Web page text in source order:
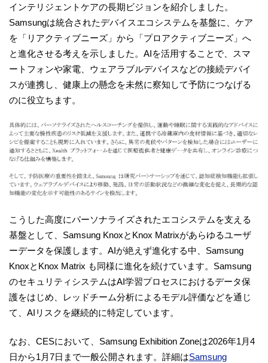
インテリジェントケアの長期ビジョンを紹介しました。
Samsungは統合されたデバイスエコシステムを基盤に、ケア
を「リアクティブニーズ」から「プロアクティブニーズ」へ
と進化させる考えを示しました。AIを活用することで、スマ
ートフォンや家電、ウェアラブルデバイスなどの接続デバイ
スが連携し、健康上の懸念を未然に察知して予防につなげる
のに役立ちます。
こうした高度にパーソナライズされたエコシステムを支える
基盤として、Samsung KnoxとKnox Matrixがあらゆるユーザ
ーデータを保護します。AIが絶えず進化する中、Samsung
KnoxとKnox Matrix も同様に進化を続けています。Samsung
のセキュリティシステムはAI学習プロセスにおけるデータ保
護をはじめ、レッドチーム分析によるモデル評価などを通じ
て、AIリスクを継続的に特定しています。
なお、CESにおいて、Samsung Exhibition Zoneは2026年1月4
日から1月7日まで一般公開されます。詳細はSamsung